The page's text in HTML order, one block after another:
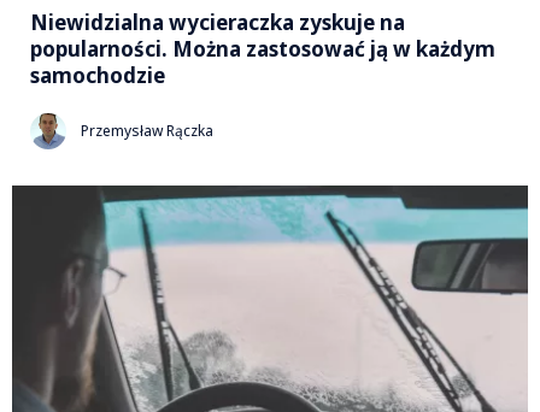
Niewidzialna wycieraczka zyskuje na
popularności. Można zastosować ją w każdym
samochodzie
Przemysław Rączka